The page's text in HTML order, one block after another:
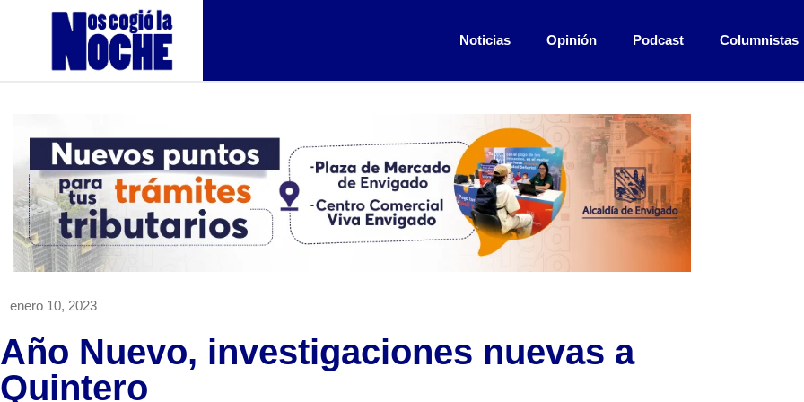
Noticias Opinión Podcast Columnistas
enero 10, 2023
Año Nuevo, investigaciones nuevas a
Quintero